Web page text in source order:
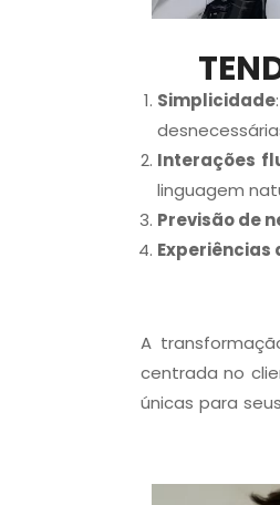
Simplicidade
Interações
linguagem
Previsão de
Experiências
A
centrada no
únicas para